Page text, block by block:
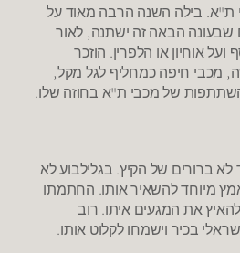
ת"א. בילה השנה הרבה מאוד על
הבאה זה ישתנה, לאור
אוחיון או הלפרין. הוזכר
מכבי חיפה כמחליף לגל מקל,
של מכבי ת"א בחוזה שלו.
ברורים של הקיץ. בגלילבוע לא
מיוחד להשאיר אותו. החתמתו
את המגעים איתו. רוב
בכיר וישמחו לקלוט אותו.